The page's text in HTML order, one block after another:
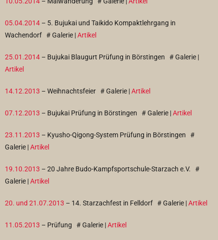
05.04.2014 – 5. Bujukai und Taikido Kompaktlehrgang in
Wachendorf # Galerie |Artikel
25.01.2014 – Bujukai Blaugurt Prüfung in Börstingen # Galerie |
Artikel
14.12.2013 – Weihnachtsfeier # Galerie |Artikel
07.12.2013 – Bujukai Prüfung in Börstingen # Galerie |Artikel
23.11.2013 – Kyusho-Qigong-System Prüfung in Börstingen #
Galerie |Artikel
19.10.2013 – 20 Jahre Budo-Kampfsportschule-Starzach e.V. #
Galerie |Artikel
20. und 21.07.2013 – 14. Starzachfest in Felldorf # Galerie |Artikel
11.05.2013 – Prüfung # Galerie |Artikel